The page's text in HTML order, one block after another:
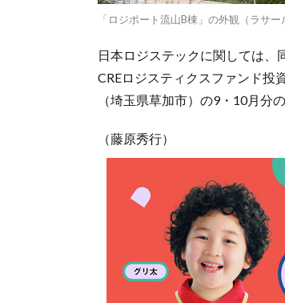
「ロジポート流山B棟」の外観（ラサ
日本ロジステックに関しては、
CREロジスティクスファンド投
（埼玉県草加市）の9・10月分
（藤原秀行）